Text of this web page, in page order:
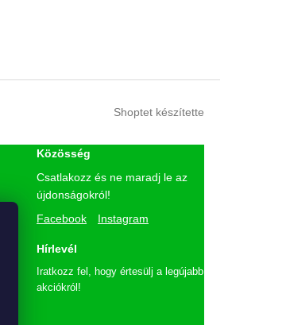
Shoptet készítette
Közösség
Csatlakozz és ne maradj le az
újdonságokról!
Facebook
Instagram
Hírlevél
Iratkozz fel, hogy értesülj a legújabb
akciókról!